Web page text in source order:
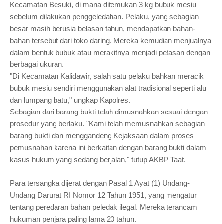
Kecamatan Besuki, di mana ditemukan 3 kg bubuk mesiu
sebelum dilakukan penggeledahan. Pelaku, yang sebagian
besar masih berusia belasan tahun, mendapatkan bahan-
bahan tersebut dari toko daring. Mereka kemudian menjualnya
dalam bentuk bubuk atau merakitnya menjadi petasan dengan
berbagai ukuran.
"Di Kecamatan Kalidawir, salah satu pelaku bahkan meracik
bubuk mesiu sendiri menggunakan alat tradisional seperti alu
dan lumpang batu," ungkap Kapolres.
Sebagian dari barang bukti telah dimusnahkan sesuai dengan
prosedur yang berlaku. "Kami telah memusnahkan sebagian
barang bukti dan menggandeng Kejaksaan dalam proses
pemusnahan karena ini berkaitan dengan barang bukti dalam
kasus hukum yang sedang berjalan," tutup AKBP Taat.
Para tersangka dijerat dengan Pasal 1 Ayat (1) Undang-
Undang Darurat RI Nomor 12 Tahun 1951, yang mengatur
tentang peredaran bahan peledak ilegal. Mereka terancam
hukuman penjara paling lama 20 tahun.